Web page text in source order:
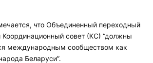
что Объединенный переходный
Координационный совет (КС) “должны
международным сообществом как
Беларуси”.